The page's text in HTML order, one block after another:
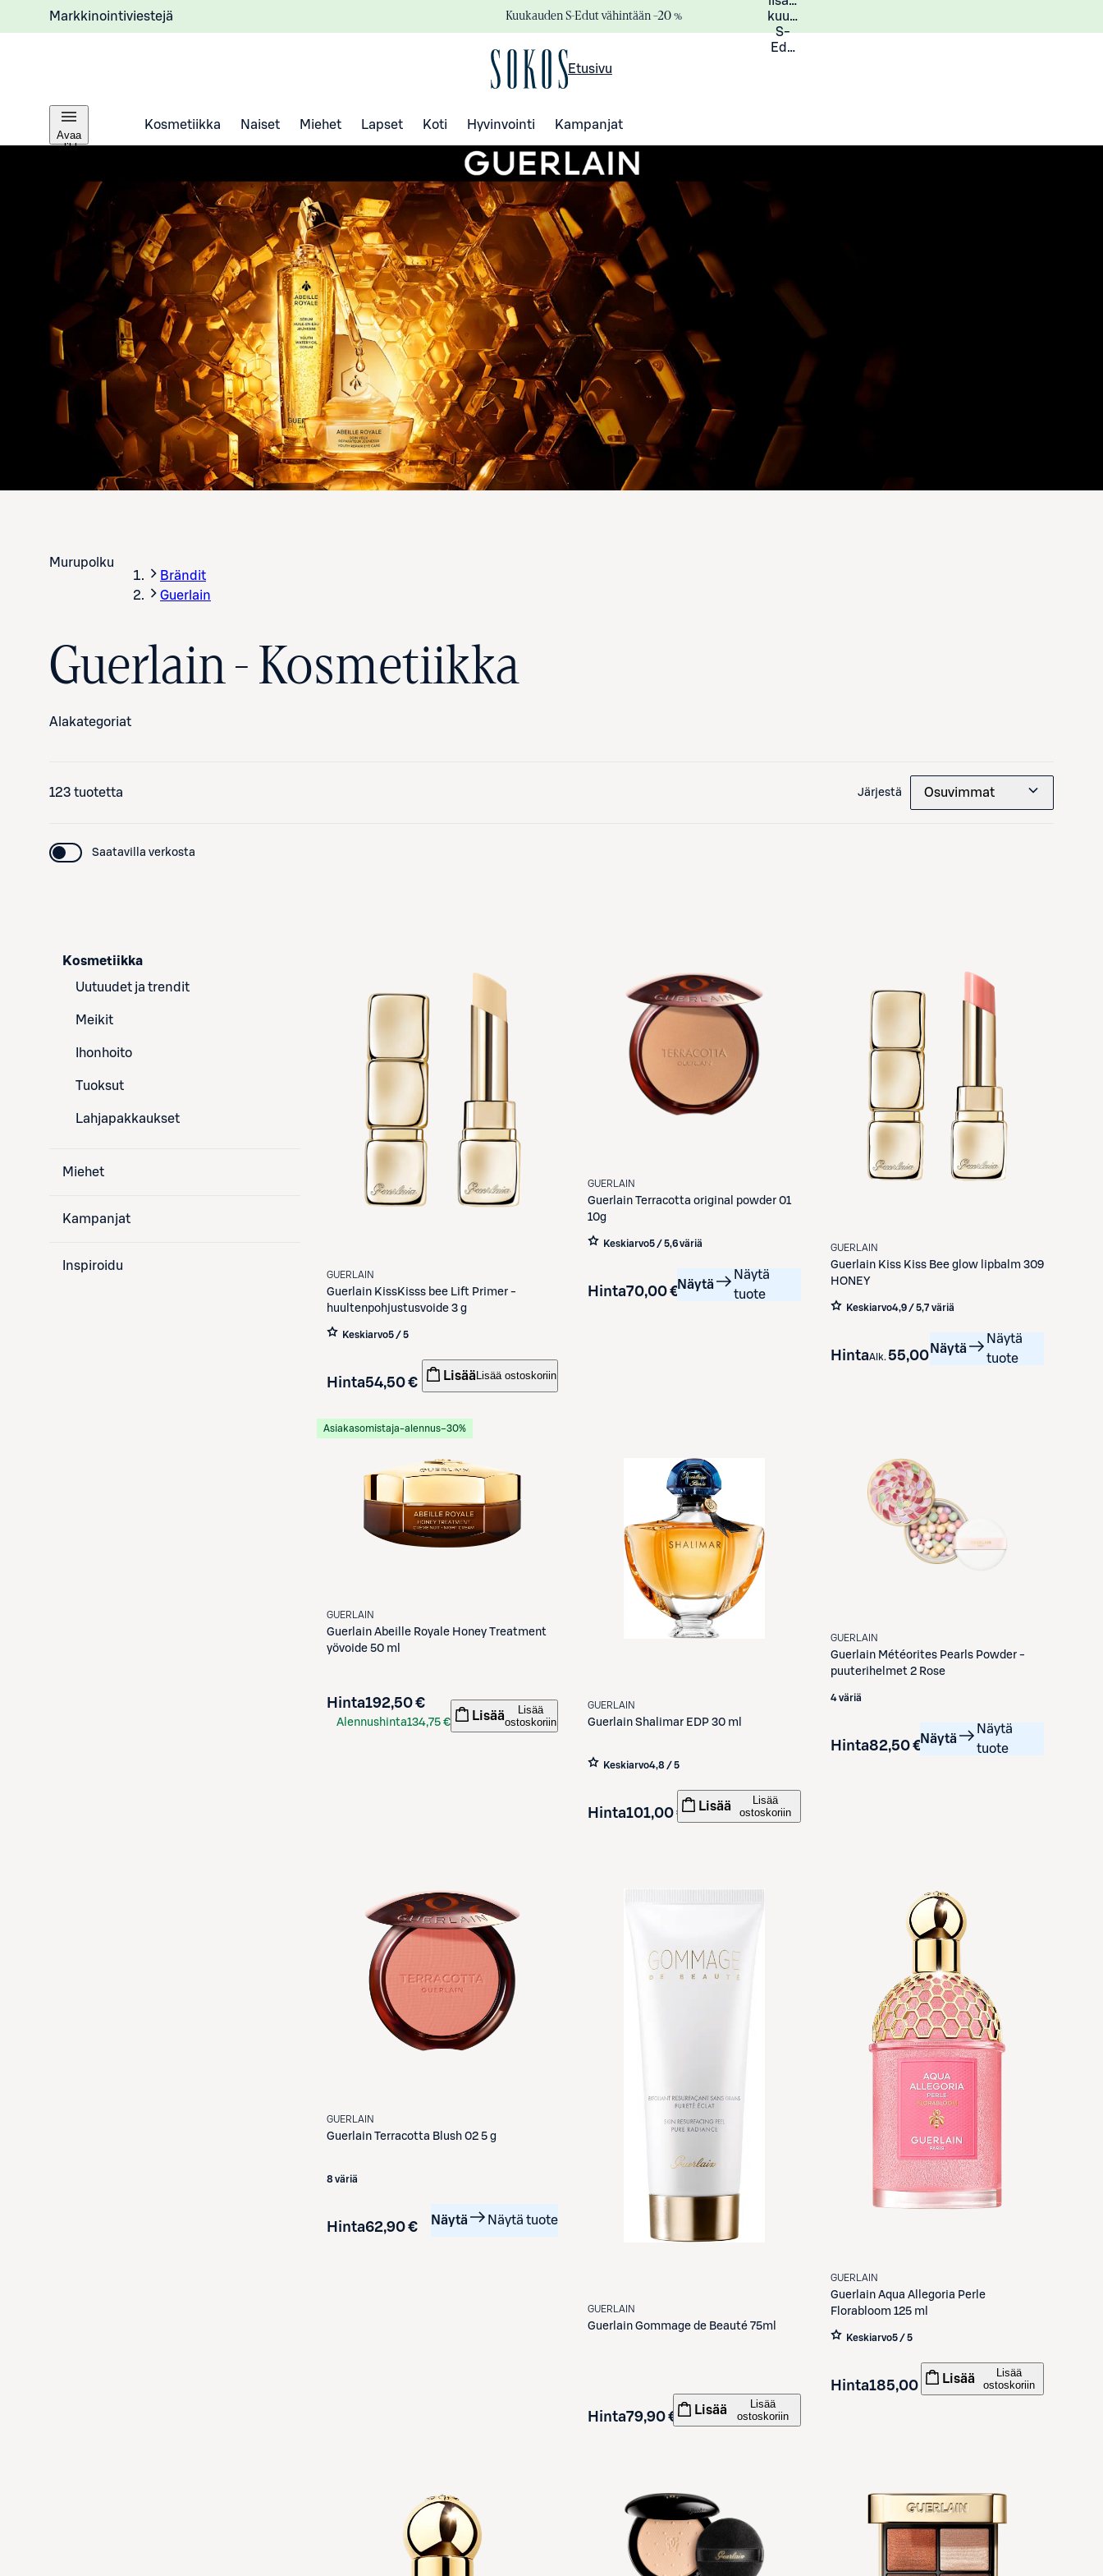
Markkinointiviestejä Kuukauden S-Edut vähintään –20 %
kuukauden
S-
Eduista
Etusivu
Avaa
valikko
Kosmetiikka Naiset Miehet Lapset Koti Hyvinvointi Kampanjat
Murupolku
Brändit
Guerlain
Guerlain - Kosmetiikka
Alakategoriat
123 tuotetta Järjestä Osuvimmat
Saatavilla verkosta
Kosmetiikka
Uutuudet ja trendit
Meikit
Ihonhoito
Tuoksut
Lahjapakkaukset
Miehet
Kampanjat
Inspiroidu
GUERLAIN
Guerlain KissKisss bee Lift Primer -
huultenpohjustusvoide 3 g
Keskiarvo5 / 5
Hinta54,50 € Lisää Lisää ostoskoriin
GUERLAIN
Guerlain Terracotta original powder 01
10g
Keskiarvo5 / 5,6 väriä
Hinta70,00 €Näytä
Näytä
tuote
GUERLAIN
Guerlain Kiss Kiss Bee glow lipbalm 309
HONEY
Keskiarvo4,9 / 5,7 väriä
HintaAlk.55,00 €Näytä
Näytä
tuote
Asiakasomistaja-alennus−30%
GUERLAIN
Guerlain Abeille Royale Honey Treatment
yövoide 50 ml
Hinta192,50 €
Alennushinta134,75 € Lisää
Lisää
ostoskoriin
GUERLAIN
Guerlain Shalimar EDP 30 ml
Keskiarvo4,8 / 5
Hinta101,00 € Lisää
Lisää
ostoskoriin
GUERLAIN
Guerlain Météorites Pearls Powder -
puuterihelmet 2 Rose
4 väriä
Hinta82,50 €Näytä
Näytä
tuote
GUERLAIN
Guerlain Terracotta Blush 02 5 g
8 väriä
Hinta62,90 € Näytä Näytä tuote
GUERLAIN
Guerlain Gommage de Beauté 75ml
Hinta79,90 € Lisää
Lisää
ostoskoriin
GUERLAIN
Guerlain Aqua Allegoria Perle
Florabloom 125 ml
Keskiarvo5 / 5
Hinta185,00 € Lisää
Lisää
ostoskoriin